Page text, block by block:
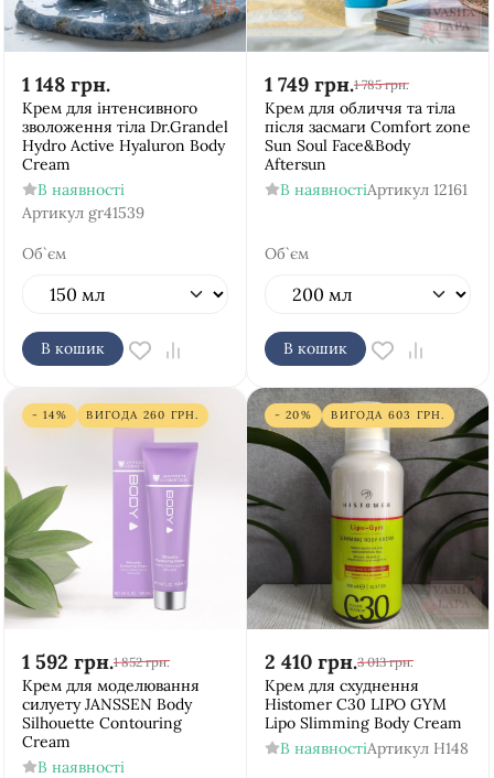
1 148 грн.
Крем для інтенсивного
зволоження тіла Dr.Grandel
Hydro Active Hyaluron Body
Cream
В наявності
Артикул gr41539
Об`єм
В кошик
1 749 грн.1 785 грн.
Крем для обличчя та тіла
після засмаги Comfort zone
Sun Soul Face&Body
Aftersun
В наявностіАртикул 12161
Об`єм
В кошик
- 14% ВИГОДА 260 ГРН.
1 592 грн.1 852 грн.
Крем для моделювання
силуету JANSSEN Body
Silhouette Contouring
Cream
В наявності
- 20% ВИГОДА 603 ГРН.
2 410 грн.3 013 грн.
Крем для схуднення
Histomer С30 LIPO GYM
Lipo Slimming Body Cream
В наявностіАртикул H148